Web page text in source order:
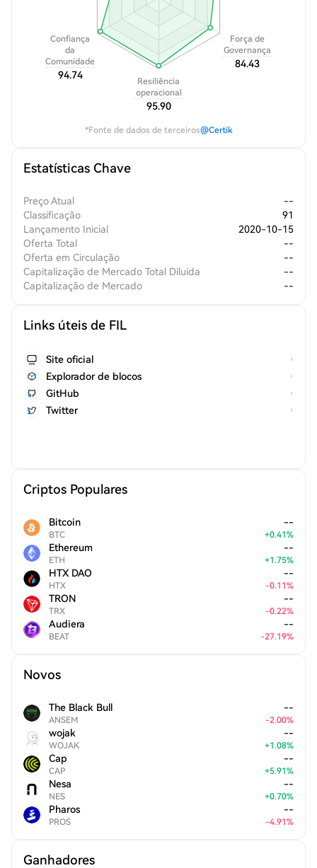
Confiança
da
Comunidade
94.74
Resiliência
operacional
95.90
Força de
Governança
84.43
*Fonte de dados de terceiros@Certik
Estatísticas Chave
Preço Atual
--
Classificação
91
Lançamento Inicial
2020-10-15
Oferta Total
--
Oferta em Circulação
--
Capitalização de Mercado Total Diluída
--
Capitalização de Mercado
--
Links úteis de FIL
Site oficial
Explorador de blocos
GitHub
Twitter
Criptos Populares
Bitcoin
BTC
--
+0.41%
Ethereum
ETH
--
+1.75%
HTX DAO
HTX
--
-0.11%
TRON
TRX
--
-0.22%
Audiera
BEAT
--
-27.19%
Novos
The Black Bull
ANSEM
--
-2.00%
wojak
WOJAK
--
+1.08%
Cap
CAP
--
+5.91%
Nesa
NES
--
+0.70%
Pharos
PROS
--
-4.91%
Ganhadores